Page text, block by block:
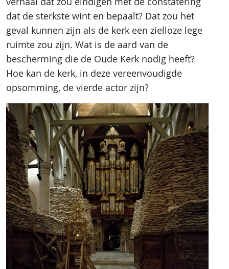
dat de sterkste wint en bepaalt? Dat zou het
geval kunnen zijn als de kerk een zielloze lege
ruimte zou zijn. Wat is de aard van de
bescherming die de Oude Kerk nodig heeft?
Hoe kan de kerk, in deze vereenvoudigde
opsomming, de vierde actor zijn?